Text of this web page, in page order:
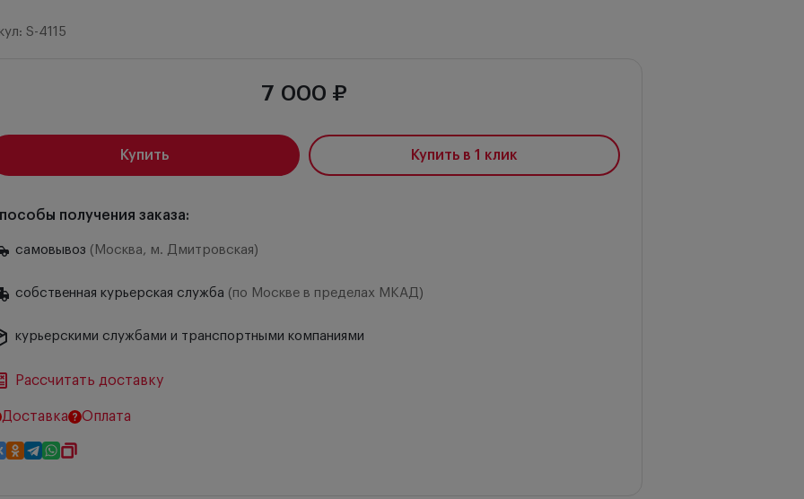
S-4115
7 000 ₽
Купить Купить в 1 клик
получения заказа:
самовывоз (Москва, м. Дмитровская)
собственная курьерская служба (по Москве в пределах МКАД)
курьерскими службами и транспортными компаниями
Рассчитать доставку
Доставка Оплата